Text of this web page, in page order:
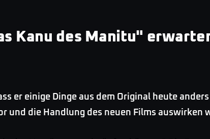
Kanu des Manitu"
er einige Dinge aus dem Original heute
und die Handlung des neuen Films auswirken